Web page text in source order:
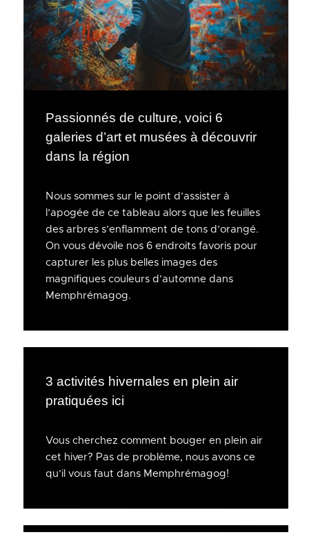
Passionnés de culture, voici 6
galeries d’art et musées à découvrir
dans la région
Nous sommes sur le point d’assister à
l’apogée de ce tableau alors que les feuilles
des arbres s’enflamment de tons d’orangé.
On vous dévoile nos 6 endroits favoris pour
capturer les plus belles images des
magnifiques couleurs d’automne dans
Memphrémagog.
3 activités hivernales en plein air
pratiquées ici
Vous cherchez comment bouger en plein air
cet hiver? Pas de problème, nous avons ce
qu’il vous faut dans Memphrémagog!